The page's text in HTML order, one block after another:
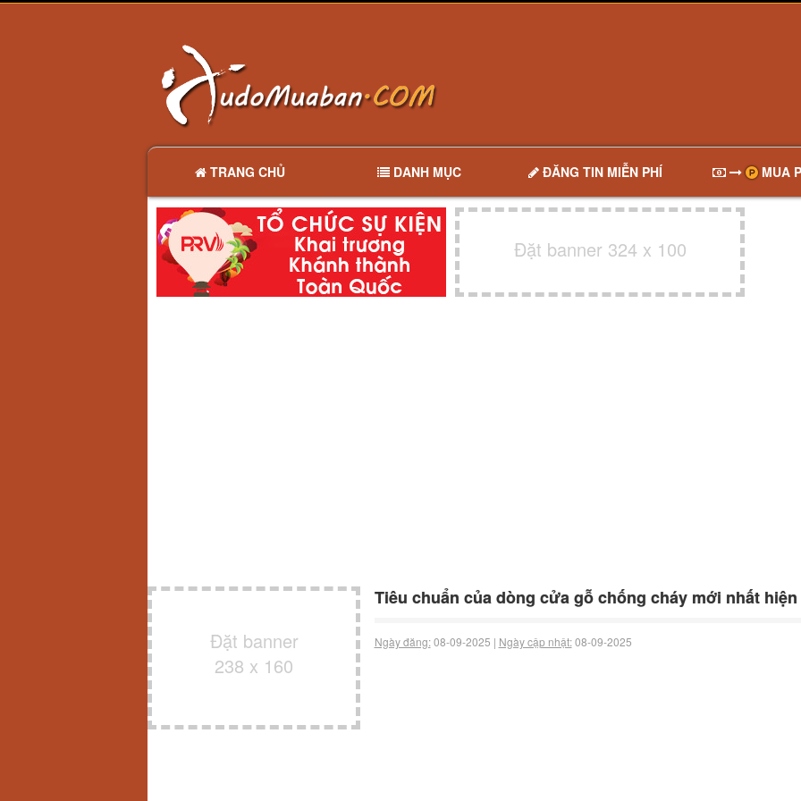
TRANG CHỦ DANH MỤC ĐĂNG TIN MIỄN PHÍ MUA
Đặt banner 324 x 100
Đặt banner
238 x 160
Tiêu chuẩn của dòng cửa gỗ chống cháy mới nhất hiện
Ngày đăng:08-09-2025 | Ngày cập nhật:08-09-2025